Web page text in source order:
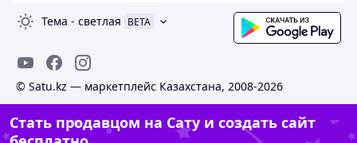
Тема - светлая BETA
© Satu.kz — маркетплейс Казахстана, 2008-2026
Стать продавцом на Сату и создать сайт